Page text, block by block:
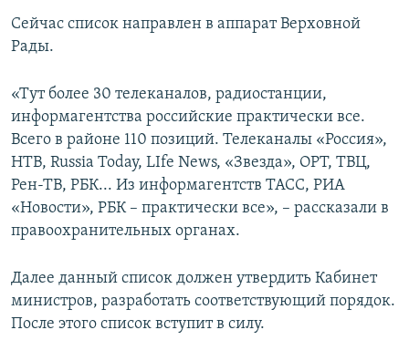
Сейчас список направлен в аппарат Верховной
Рады.
«Тут более 30 телеканалов, радиостанции,
информагентства российские практически все.
Всего в районе 110 позиций. Телеканалы «Россия»,
НТВ, Russia Today, LIfe News, «Звезда», ОРТ, ТВЦ,
Рен-ТВ, РБК... Из информагентств ТАСС, РИА
«Новости», РБК – практически все», – рассказали в
правоохранительных органах.
Далее данный список должен утвердить Кабинет
министров, разработать соответствующий порядок.
После этого список вступит в силу.